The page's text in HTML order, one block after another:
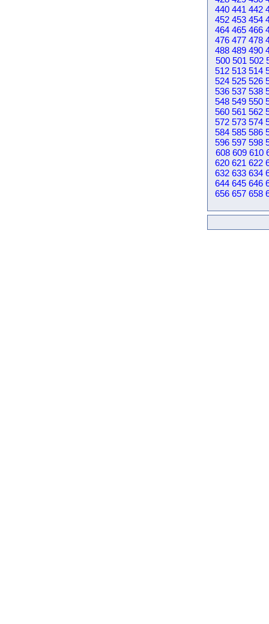
440 441 442
452 453 454
464 465 466
476 477 478
488 489 490
500 501 502
512 513 514
524 525 526
536 537 538
548 549 550
560 561 562
572 573 574
584 585 586
596 597 598
608 609 610
620 621 622
632 633 634
644 645 646
656 657 658